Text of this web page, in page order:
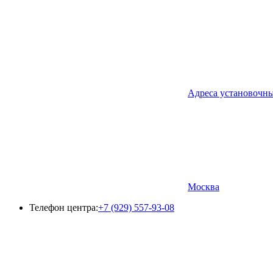
Адреса
Москва
Телефон центра:+7 (929) 557-93-08